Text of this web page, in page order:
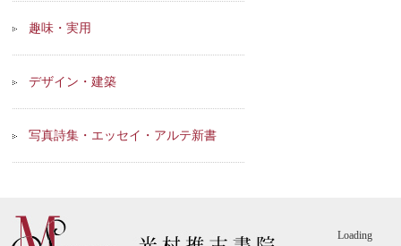
趣味・実用
デザイン・建築
写真詩集・エッセイ・アルテ新書
Loading